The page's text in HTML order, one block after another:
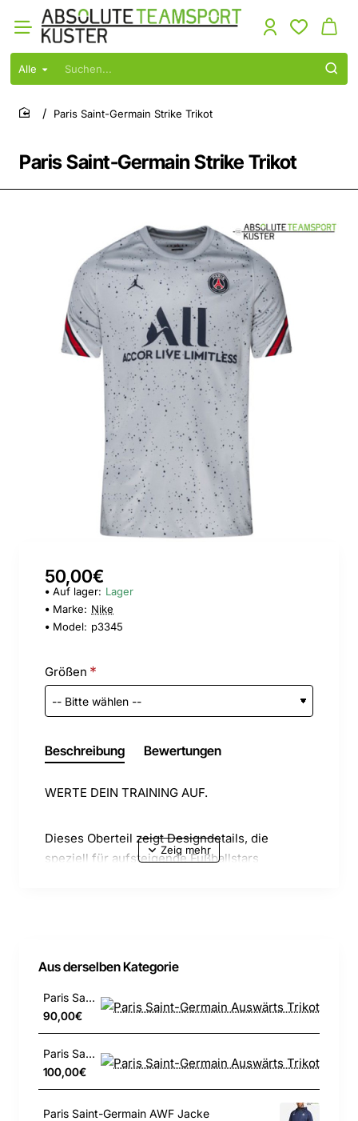
Alle
Suchen...
Paris Saint-Germain Strike Trikot
home
Paris Saint-Germain Strike Trikot
50,00€
Auf lager: Lager
Marke: Nike
Model: p3345
Größen
Beschreibung Bewertungen
WERTE DEIN TRAINING AUF.
Dieses Oberteil zeigt Designdetails, die
speziell für aufsteigende Fußballstars
und konzentriert, damit du deine Fähigkeiten
verbessern kannst. Dieses Produkt besteht zu
100 % aus recyceltem Polyester.
Die Nike Dri-FIT-Technologie leitet Schweiß
von der Haut weg, wodurch er schnell
Aus derselben Kategorie
Paris Saint-Germain Auswärts Trikot
90,00€
Paris Saint-Germain Auswärts Trikot
100,00€
Paris Saint-Germain AWF Jacke